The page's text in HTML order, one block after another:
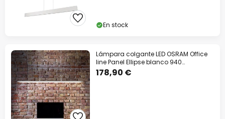
En stock
Lámpara colgante LED OSRAM Office
line Panel Ellipse blanco 940
atenuable
178,90 €